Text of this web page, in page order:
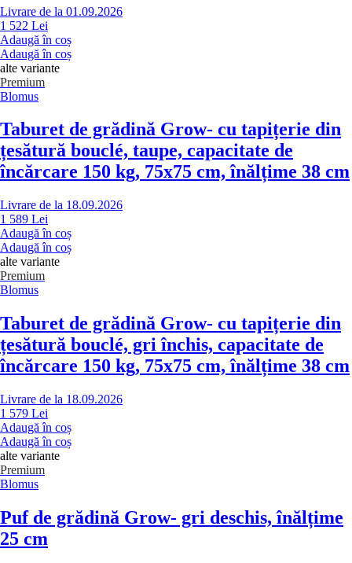
Livrare de la 01.09.2026
1 522 Lei
Adaugă în coș
Adaugă în coș
alte variante
Premium
Blomus
Taburet de grădină Grow- cu tapițerie din
țesătură bouclé, taupe, capacitate de
încărcare 150 kg, 75x75 cm, înălțime 38 cm
Livrare de la 18.09.2026
1 589 Lei
Adaugă în coș
Adaugă în coș
alte variante
Premium
Blomus
Taburet de grădină Grow- cu tapițerie din
țesătură bouclé, gri închis, capacitate de
încărcare 150 kg, 75x75 cm, înălțime 38 cm
Livrare de la 18.09.2026
1 579 Lei
Adaugă în coș
Adaugă în coș
alte variante
Premium
Blomus
Puf de grădină Grow- gri deschis, înălțime
25 cm